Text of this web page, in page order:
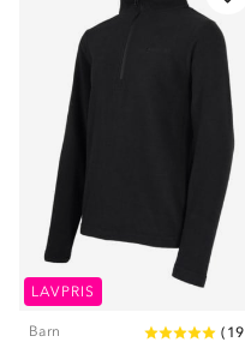
LAVPRIS
Barn ( 19